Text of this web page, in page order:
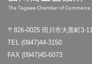
〒826-0025 田川市大黒町3-11
TEL (0947)44-3150
FAX (0947)45-6073